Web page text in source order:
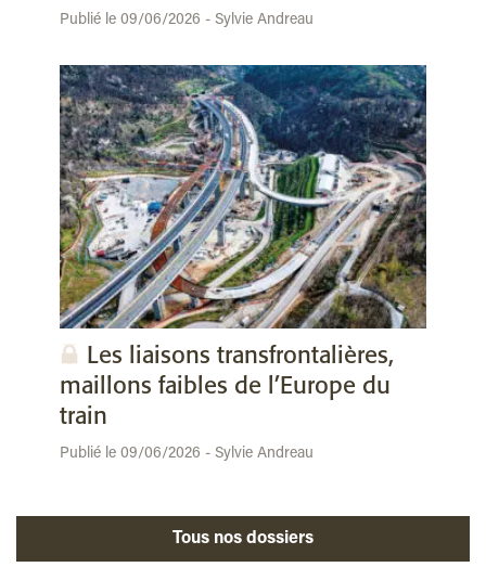
Publié le 09/06/2026 - Sylvie Andreau
Les liaisons transfrontalières,
maillons faibles de l’Europe du
train
Publié le 09/06/2026 - Sylvie Andreau
Tous nos dossiers